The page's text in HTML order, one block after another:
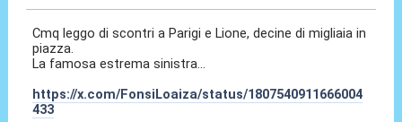
Cmq leggo di scontri a Parigi e Lione, decine di migliaia in
piazza.
La famosa estrema sinistra...
https://x.com/FonsiLoaiza/status/1807540911666004
433